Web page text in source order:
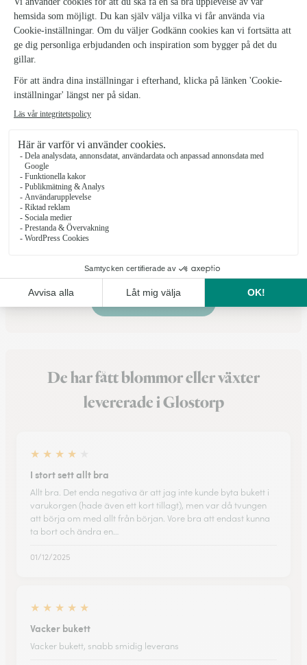
Hansa Compagniet.
Se butiken
Arlövs Blomsterhandel
Arlöv
★★★★★4.8 (57)
Dalbyvägen 9
Se alla blombutiker
De har fått blommor eller växter
levererade i Glostorp
★ ★ ★ ★
I stort sett allt bra
Allt bra. Det enda negativa är att jag inte kunde byta bukett i
varukorgen (hade även ett kort tillagt), men var då tvungen
att börja om med allt från början. Vore bra att endast kunna
ta bort och ändra en…
01/12/2025
★ ★ ★ ★ ★
Vacker bukett
Vacker bukett, snabb smidig leverans